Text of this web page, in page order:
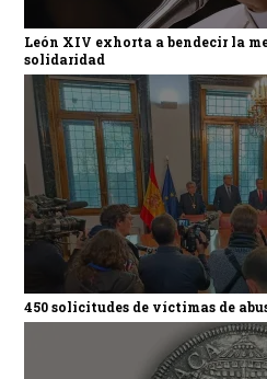
León XIV exhorta a bendecir la
solidaridad
450 solicitudes de víctimas de